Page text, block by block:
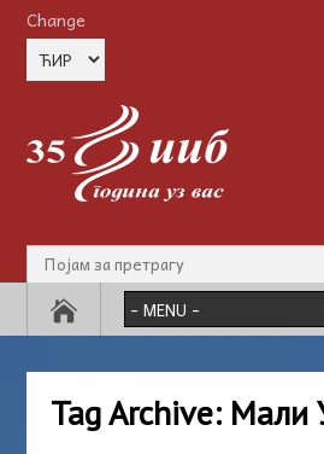
Change
Tag Archive: Мали